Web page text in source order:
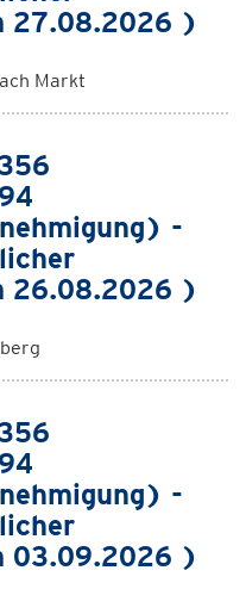
27.08.2026 )
Markt
-
26.08.2026 )
-
03.09.2026 )